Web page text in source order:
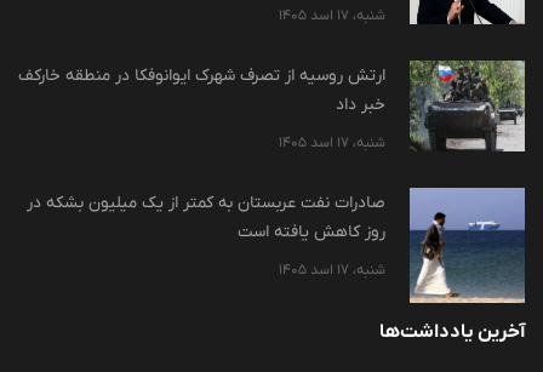
شنبه، 17 اسد 1405
ارتش روسیه از تصرف شهرک ایوانوفکا در منطقه خارکف
خبر داد
شنبه، 17 اسد 1405
صادرات نفت عربستان به کمتر از یک میلیون بشکه در
روز کاهش یافته است
شنبه، 17 اسد 1405
آخرین یادداشت‌ها